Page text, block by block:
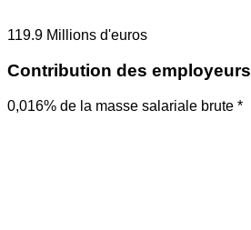
119.9 Millions d'euros
Contribution des employeurs
0,016% de la masse salariale brute *